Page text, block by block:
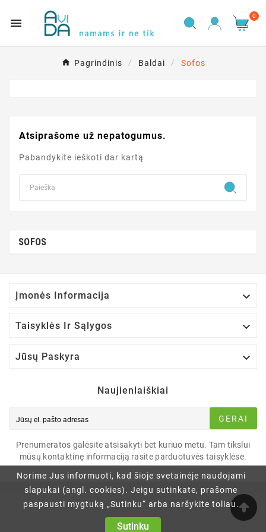
Norime Jus informuoti, kad šioje svetainėje naudojami
slapukai (angl. cookies). Jeigu sutinkate, prašome
paspausti mygtuką „Sutinku“ arba naršykite toliau.
Sutinku

0
Pagrindinis Baldai Sofos
Atsiprašome už nepatogumus.
Pabandykite ieškoti dar kartą
SOFOS
Įmonės Informacija 
Taisyklės Ir Sąlygos 
Jūsų Paskyra 
Naujienlaiškiai
GERAI
Prenumeratos galėsite atsisakyti bet kuriuo metu. Tam tikslui
mūsų kontaktinę informaciją rasite parduotuvės taisyklėse.